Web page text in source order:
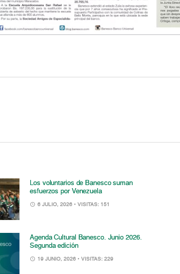
Los voluntarios de Banesco suman
esfuerzos por Venezuela
6 JULIO, 2026 • VISITAS: 151
Agenda Cultural Banesco. Junio 2026.
Segunda edición
19 JUNIO, 2026 • VISITAS: 229